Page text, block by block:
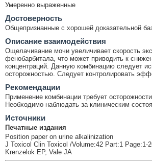
Умеренно выраженные
Достоверность
Общепризнанные с хорошей доказательной
Описание взаимодействия
Ощелачивание мочи увеличивает скорость
фенобарбитала, что может приводить к
концентраций. Данную комбинацию следует
осторожностью. Следует контролировать
Рекомендации
Применение комбинации требует осторожности.
Необходимо наблюдать за клиническим
Источники
Печатные издания
Position paper on urine alkalinization
J Toxicol Clin Toxicol /Volume:42 Part:1 Page:1-
Krenzelok EP, Vale JA